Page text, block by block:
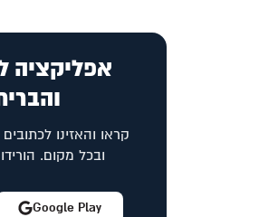
אפליקציה
קראו והאזינו
ובכל מקום.
Google Play